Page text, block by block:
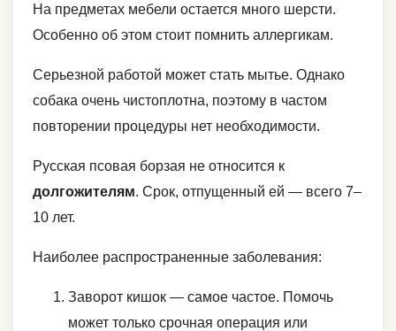
На предметах мебели остается много шерсти.
Особенно об этом стоит помнить аллергикам.
Серьезной работой может стать мытье. Однако
собака очень чистоплотна, поэтому в частом
повторении процедуры нет необходимости.
Русская псовая борзая не относится к
долгожителям. Срок, отпущенный ей — всего 7–
10 лет.
Наиболее распространенные заболевания:
Заворот кишок — самое частое. Помочь
может только срочная операция или